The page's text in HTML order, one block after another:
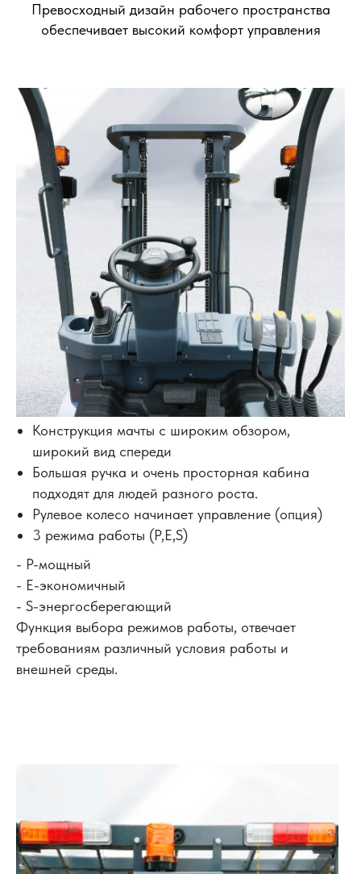
Превосходный дизайн рабочего пространства
обеспечивает высокий комфорт управления
Конструкция мачты с широким обзором,
широкий вид спереди
Большая ручка и очень просторная кабина
подходят для людей разного роста.
Рулевое колесо начинает управление (опция)
3 режима работы (P,E,S)
- P-мощный
- E-экономичный
- S-энергосберегающий
Функция выбора режимов работы, отвечает
требованиям различный условия работы и
внешней среды.